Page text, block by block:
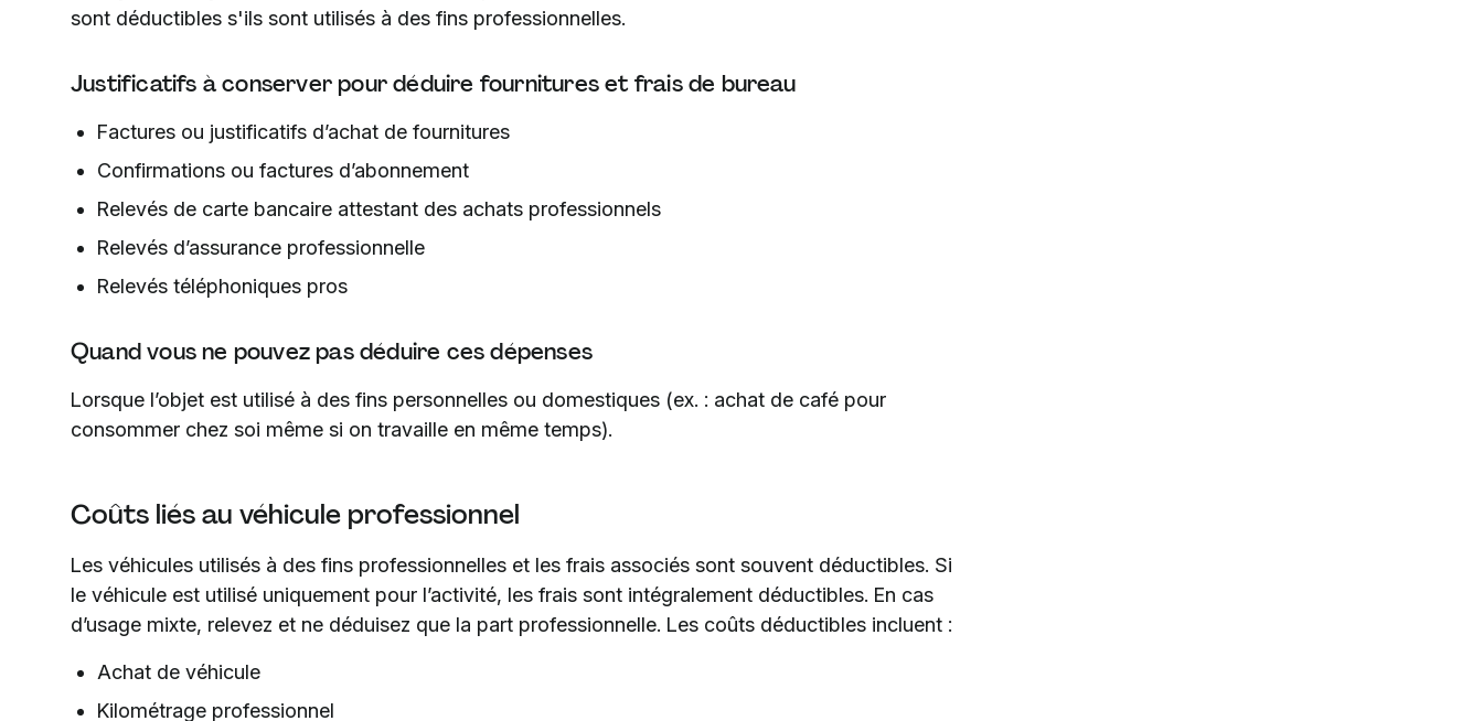
sont déductibles s'ils sont utilisés à des fins professionnelles.
Justificatifs à conserver pour déduire fournitures et frais de bureau
Factures ou justificatifs d’achat de fournitures
Confirmations ou factures d’abonnement
Relevés de carte bancaire attestant des achats professionnels
Relevés d’assurance professionnelle
Relevés téléphoniques pros
Quand vous ne pouvez pas déduire ces dépenses
Lorsque l’objet est utilisé à des fins personnelles ou domestiques (ex. : achat de café pour
consommer chez soi même si on travaille en même temps).
Coûts liés au véhicule professionnel
Les véhicules utilisés à des fins professionnelles et les frais associés sont souvent déductibles. Si
le véhicule est utilisé uniquement pour l’activité, les frais sont intégralement déductibles. En cas
d’usage mixte, relevez et ne déduisez que la part professionnelle. Les coûts déductibles incluent :
Achat de véhicule
Kilométrage professionnel